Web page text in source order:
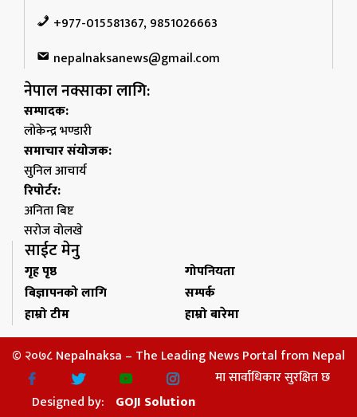
+977-015581367, 9851026663
nepalnaksanews@gmail.com
नेपाल नक्साका लागि:
सम्पादक:
लोकेन्द्र भण्डारी
समाचार संयोजक:
सुनिल आचार्य
रिपोर्टर:
अनिता बिष्ट
सरोज वोलखे
साईट मेनु
गृह पृष्ठ
गोपनियता
बिज्ञापनको लागि
सम्पर्क
हाम्रो टीम
हाम्रो बारेमा
© २०७८ Nepalnaksa – The Leading News Portal from Nepal
मा सार्वाधिकार सुरक्षित छ
Designed by: GOJI Solution